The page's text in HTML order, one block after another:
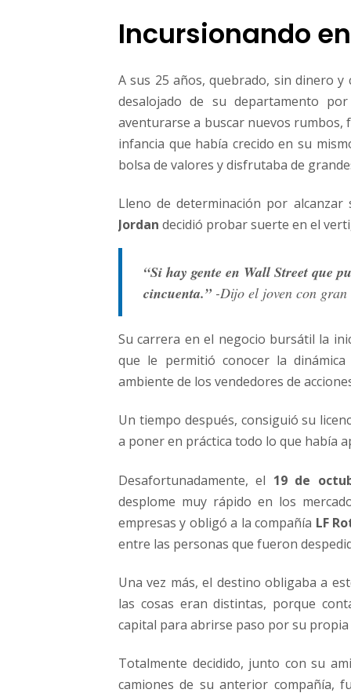
Incursionando
A sus 25 años, quebrado, sin dinero
desalojado de su departamento
aventurarse a buscar nuevos rumbos,
infancia que había crecido en su
bolsa de valores y disfrutaba de
Lleno de determinación por
Jordan decidió probar suerte en el
“Si hay gente en Wall Street que
cincuenta.” -Dijo el joven con gran
Su carrera en el negocio bursátil la
que le permitió conocer la
ambiente de los vendedores de
Un tiempo después, consiguió su
a poner en práctica todo lo que había
Desafortunadamente, el 19 de
desplome muy rápido en los
empresas y obligó a la compañía LF
entre las personas que fueron
Una vez más, el destino obligaba a
las cosas eran distintas, porque
capital para abrirse paso por su
Totalmente decidido, junto con su
camiones de su anterior compañía,